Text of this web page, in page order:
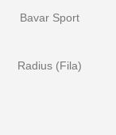
Bavar Sport
Radius (Fila)